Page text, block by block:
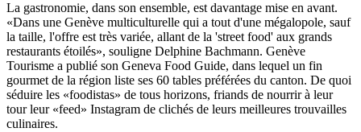
La gastronomie, dans son ensemble, est davantage mise en avant.
«Dans une Genève multiculturelle qui a tout d'une mégalopole, sauf
la taille, l'offre est très variée, allant de la 'street food' aux grands
restaurants étoilés», souligne Delphine Bachmann. Genève
Tourisme a publié son Geneva Food Guide, dans lequel un fin
gourmet de la région liste ses 60 tables préférées du canton. De quoi
séduire les «foodistas» de tous horizons, friands de nourrir à leur
tour leur «feed» Instagram de clichés de leurs meilleures trouvailles
culinaires.